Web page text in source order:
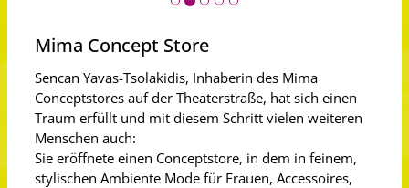
Mima Concept Store
Sencan Yavas-Tsolakidis, Inhaberin des Mima
Conceptstores auf der Theaterstraße, hat sich einen
Traum erfüllt und mit diesem Schritt vielen weiteren
Menschen auch:
Sie eröffnete einen Conceptstore, in dem in feinem,
stylischen Ambiente Mode für Frauen, Accessoires,